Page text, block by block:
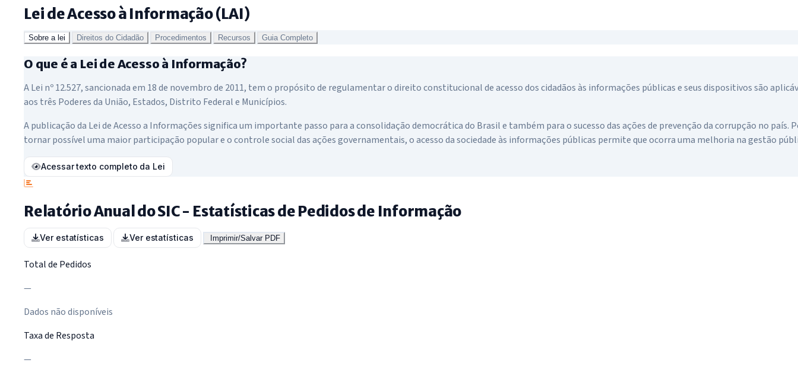
Lei de Acesso à Informação (LAI)
Sobre a lei Direitos do Cidadão Procedimentos Recursos Guia Completo
O que é a Lei de Acesso à Informação?
A Lei nº 12.527, sancionada em 18 de novembro de 2011, tem o propósito de regulamentar o direito constitucional de acesso dos cidadãos às informações públicas e seus dispositivos são
aos três Poderes da União, Estados, Distrito Federal e Municípios.
A publicação da Lei de Acesso a Informações significa um importante passo para a consolidação democrática do Brasil e também para o sucesso das ações de prevenção da corrupção no país.
tornar possível uma maior participação popular e o controle social das ações governamentais, o acesso da sociedade às informações públicas permite que ocorra uma melhoria na gestão
Acessar texto completo da Lei
Relatório Anual do SIC - Estatísticas de Pedidos de Informação
Ver estatísticas Ver estatísticas Imprimir/Salvar PDF
Total de Pedidos
—
Dados não disponíveis
Taxa de Resposta
—